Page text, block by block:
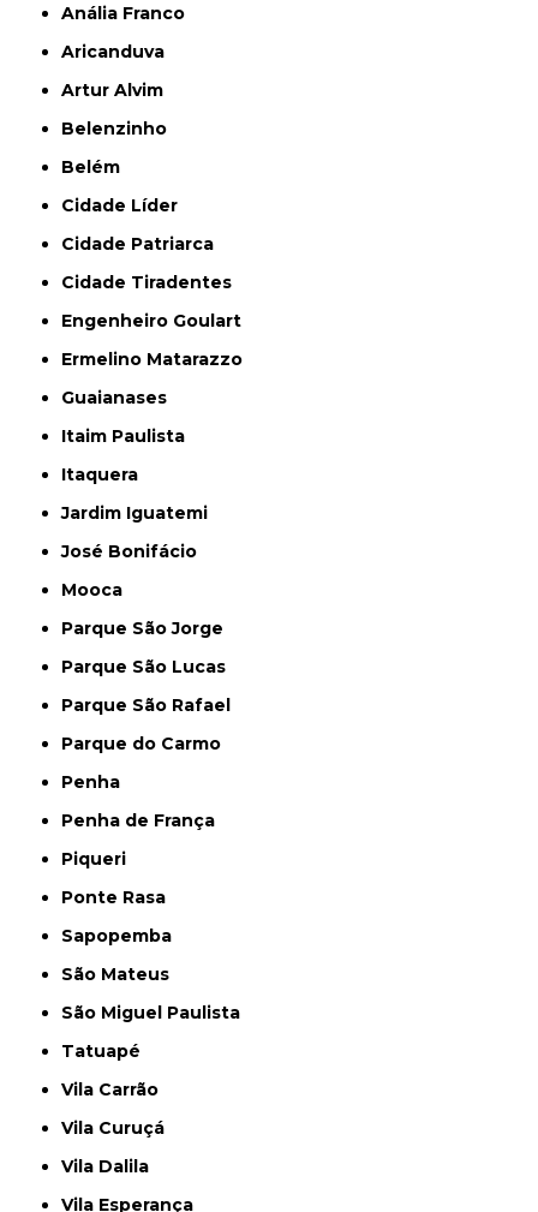
Anália Franco
Aricanduva
Artur Alvim
Belenzinho
Belém
Cidade Líder
Cidade Patriarca
Cidade Tiradentes
Engenheiro Goulart
Ermelino Matarazzo
Guaianases
Itaim Paulista
Itaquera
Jardim Iguatemi
José Bonifácio
Mooca
Parque São Jorge
Parque São Lucas
Parque São Rafael
Parque do Carmo
Penha
Penha de França
Piqueri
Ponte Rasa
Sapopemba
São Mateus
São Miguel Paulista
Tatuapé
Vila Carrão
Vila Curuçá
Vila Dalila
Vila Esperança